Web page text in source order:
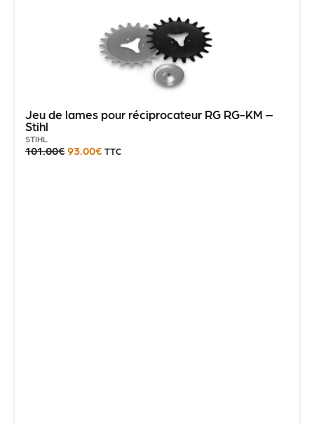
Jeu de lames pour réciprocateur RG RG-KM –
Stihl
STIHL
101.00€ 93.00€ TTC